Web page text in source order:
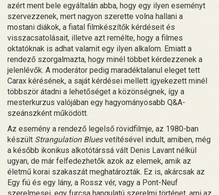
azért ment bele egyáltalán abba, hogy egy ilyen eseményt
szervezzenek, mert nagyon szerette volna hallani a
mostani diákok, a fiatal filmkészítők kérdéseit és
visszacsatolásait, illetve azt remélte, hogy a filmes
oktatóknak is adhat valamit egy ilyen alkalom. Emiatt a
rendező szorgalmazta, hogy minél többet kérdezzenek a
jelenlévők. A moderátor pedig maradéktalanul eleget tett
Carax kérésének, a saját kérdései mellett igyekezett minél
többször átadni a lehetőséget a közönségnek, így a
mesterkurzus valójában egy hagyományosabb Q&A-
szeánszként működött.
Az esemény a rendező legelső rövidfilmje, az 1980-ban
készült Strangulation Bluesvetítésével indult, amiben, még
a később ikonikus alkotótárssá vált Denis Lavant nélkül
ugyan, de már felfedezhetők azok az elemek, amik az
életmű korai szakaszát meghatározták. Ez is, akárcsak az
Egy fiú és egy lány, a Rossz vér, vagy a Pont-Neuf